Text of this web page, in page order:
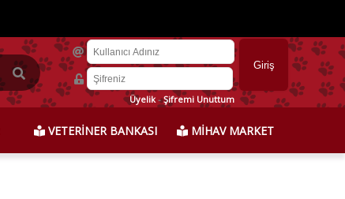
Üyelik-Şifremi Unuttum
VETERİNER BANKASI MİHAV MARKET